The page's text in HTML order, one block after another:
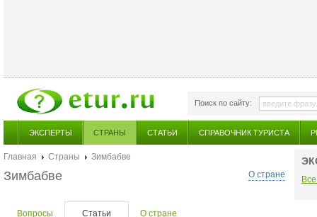
Поиск по сайту:
ЭКСПЕРТЫ СТРАНЫ СТАТЬИ СПРАВОЧНИК ТУРИСТА
Главная Страны
Зимбабве
О стране
Зимбабве
Вопросы Статьи О стране